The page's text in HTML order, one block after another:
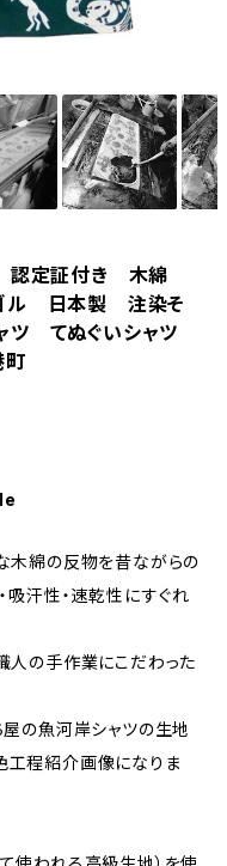
認定証付き 木綿
ル 日本製 注染そ
ツ てぬぐいシャツ
木綿の反物を昔ながらの
吸汗性・速乾性にすぐれ
人の手作業にこだわった
の魚河岸シャツの生地
工程紹介画像になりま